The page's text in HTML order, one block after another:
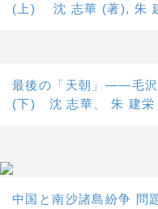
(上) 沈 志華 (著), 朱
最後の「天朝」――毛沢
(下) 沈 志華、 朱 建栄
中国と南沙諸島紛争 問